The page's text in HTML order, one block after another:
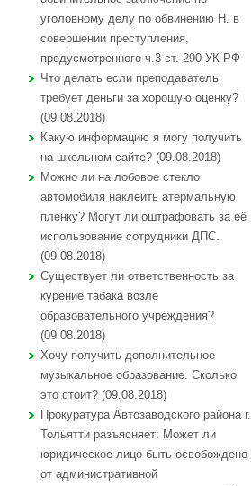
уголовному делу по обвинению Н. в
совершении преступления,
предусмотренного ч.3 ст. 290 УК РФ
Что делать если преподаватель
требует деньги за хорошую оценку?
(09.08.2018)
Какую информацию я могу получить
на школьном сайте? (09.08.2018)
Можно ли на лобовое стекло
автомобиля наклеить атермальную
пленку? Могут ли оштрафовать за её
использование сотрудники ДПС.
(09.08.2018)
Существует ли ответственность за
курение табака возле
образовательного учреждения?
(09.08.2018)
Хочу получить дополнительное
музыкальное образование. Сколько
это стоит? (09.08.2018)
Прокуратура Автозаводского района г.
Тольятти разъясняет: Может ли
юридическое лицо быть освобождено
от административной